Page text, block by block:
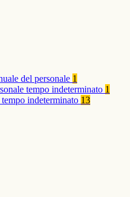
del personale 1
tempo indeterminato 1
indeterminato 13